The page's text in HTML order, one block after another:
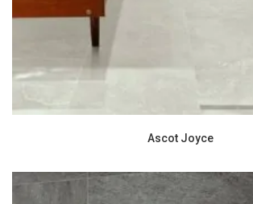
Ascot Joyce